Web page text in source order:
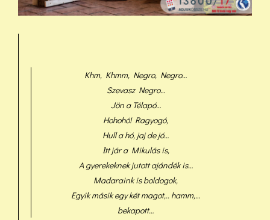
Khm, Khmm, Negro, Negro…
Szevasz Negro…
Jön a Télapó…
Hohohó! Ragyogó,
Hull a hó, jaj de jó…
Itt jár a Mikulás is,
A gyerekeknek jutott ajándék is…
Madaraink is boldogok,
Egyik másik egy két magot,.. hamm,…
bekapott…